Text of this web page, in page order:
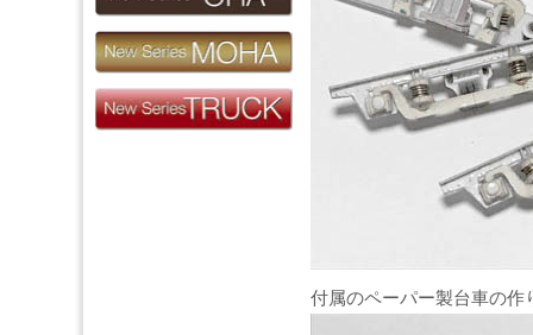
付属のペーパー製台車の作